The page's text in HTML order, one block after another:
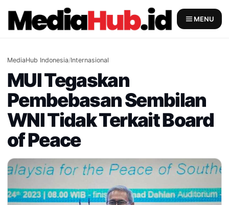
content
MENU
MediaHub Indonesia/Internasional
MUI Tegaskan
Pembebasan Sembilan
WNI Tidak Terkait Board
of Peace